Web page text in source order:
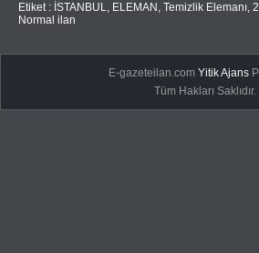
Etiket : İSTANBUL, ELEMAN , Temizlik Elemanı,
Normal ilan
E-gazeteilan.comYitik Ajans
Tüm Hakları Saklıdır.